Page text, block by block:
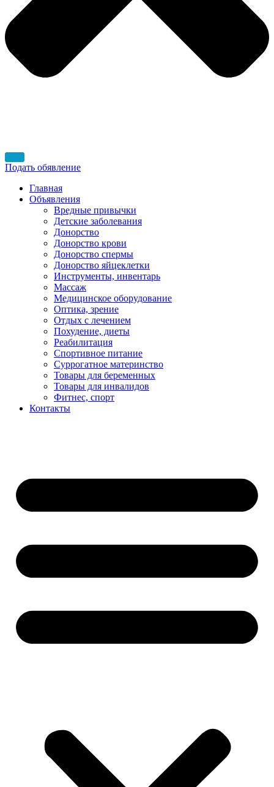
Подать обявление
Главная
Объявления
Вредные привычки
Детские заболевания
Донорство
Донорство крови
Донорство спермы
Донорство яйцеклетки
Инструменты, инвентарь
Массаж
Медицинское оборудование
Оптика, зрение
Отдых с лечением
Похудение, диеты
Реабилитация
Спортивное питание
Суррогатное материнство
Товары для беременных
Товары для инвалидов
Фитнес, спорт
Контакты